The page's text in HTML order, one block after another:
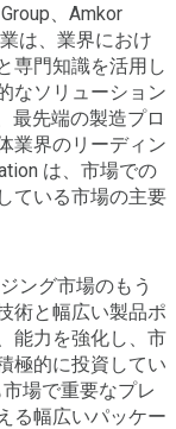
、Amkor
は、業界におけ
専門知識を活用し
なソリューション
最先端の製造プロ
業界のリーディン
は、市場での
ている市場の主要
ング市場のもう
術と幅広い製品ポ
能力を強化し、市
極的に投資してい
市場で重要なプレ
る幅広いパッケー